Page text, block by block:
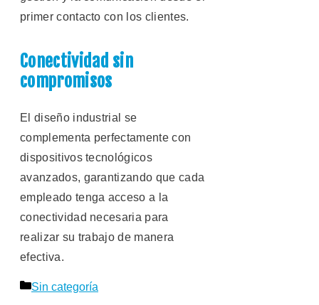
primer contacto con los clientes.
Conectividad sin
compromisos
El diseño industrial se
complementa perfectamente con
dispositivos tecnológicos
avanzados, garantizando que cada
empleado tenga acceso a la
conectividad necesaria para
realizar su trabajo de manera
efectiva.
Categorías
Sin categoría